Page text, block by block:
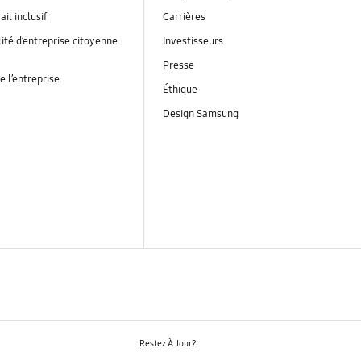
inclusif
d’entreprise citoyenne
l’entreprise
Carrières
Investisseurs
Presse
Éthique
Design Samsung
Restez À Jour?